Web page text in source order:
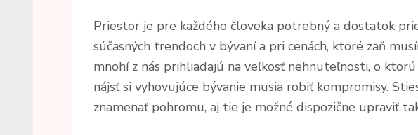
Priestor je pre každého človeka potrebný a dostatok
súčasných trendoch v bývaní a pri cenách, ktoré zaň
mnohí z nás prihliadajú na veľkosť nehnuteľnosti, o
nájsť si vyhovujúce bývanie musia robiť kompromisy.
znamenať pohromu, aj tie je možné dispozične upraviť